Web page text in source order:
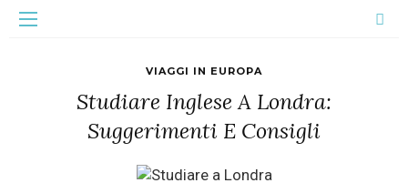
VIAGGI IN EUROPA
Studiare Inglese A Londra:
Suggerimenti E Consigli